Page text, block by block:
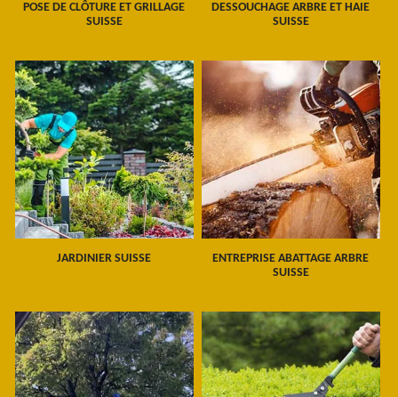
POSE DE CLÔTURE ET GRILLAGE
SUISSE
DESSOUCHAGE ARBRE ET HAIE
SUISSE
JARDINIER SUISSE
ENTREPRISE ABATTAGE ARBRE
SUISSE